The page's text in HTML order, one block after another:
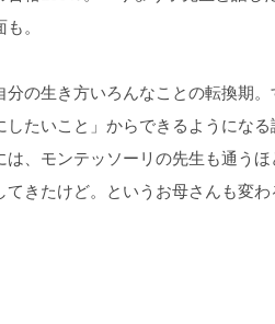
。
の生き方いろんなことの転換期。
たいこと」からできるようになる
、モンテッソーリの先生も通うほ
きたけど。というお母さんも変わ